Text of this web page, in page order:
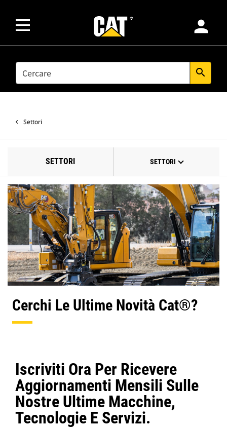
person
SEARCH search
Settori
SETTORI SETTORI
Cerchi Le Ultime Novità Cat®?
Iscriviti Ora Per Ricevere
Aggiornamenti Mensili Sulle
Nostre Ultime Macchine,
Tecnologie E Servizi.